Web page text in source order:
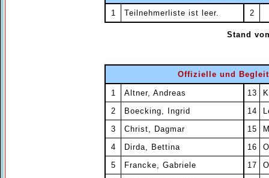
1 Teilnehmerliste ist leer. 2
Stand
Offizielle und
1 Altner, Andreas 13
2
Boecking, Ingrid 14
3
Christ, Dagmar 15
4
Dirda, Bettina 16
5
Francke, Gabriele 17